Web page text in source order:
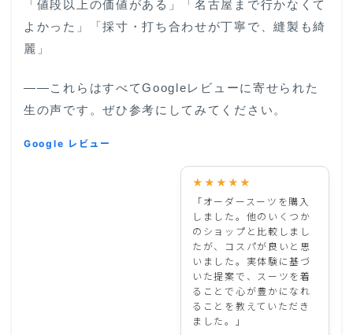
「値段以上の価値がある」「名古屋まで行かなくて
よかった」「採寸・打ち合わせが丁寧で、縫製も綺
麗」
——これらはすべてGoogleレビューに寄せられた
生の声です。ぜひ参考にしてみてください。
Google レビュー
★★★★★
「オーダースーツを購入
しました。他のいくつか
のショップと比較しまし
たが、コスパが良いと思
いました。実体験に基づ
いた提案で、スーツを着
ることで心が豊かになれ
ることを教えていただき
ました。」